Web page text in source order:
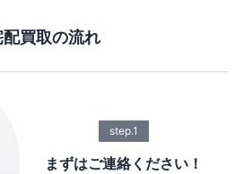
配買取の流れ
step.1
まずはご連絡ください！